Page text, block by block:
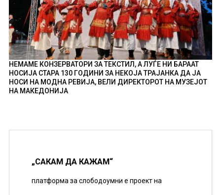
НЕМАМЕ КОНЗЕРВАТОРИ ЗА ТЕКСТИЛ, А ЛУЃЕ НИ БАРААТ
НОСИЈА СТАРА 130 ГОДИНИ ЗА НЕКОЈА ТРАЈАНКА ДА ЈА
НОСИ НА МОДНА РЕВИЈА, ВЕЛИ ДИРЕКТОРОТ НА МУЗЕЈОТ
НА МАКЕДОНИЈА
„САКАМ ДА КАЖАМ“
платформа за слободоумни е проект на